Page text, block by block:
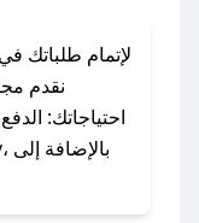
الرسائل
في حال عدم
لإتمام طلباتك
نقدم
احتياجاتك: